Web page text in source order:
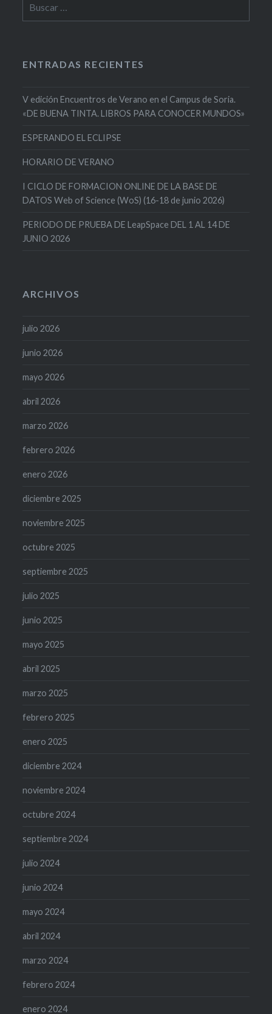
ENTRADAS RECIENTES
V edición Encuentros de Verano en el Campus de Soria.
«DE BUENA TINTA. LIBROS PARA CONOCER MUNDOS»
ESPERANDO EL ECLIPSE
HORARIO DE VERANO
I CICLO DE FORMACION ONLINE DE LA BASE DE
DATOS Web of Science (WoS) (16-18 de junio 2026)
PERIODO DE PRUEBA DE LeapSpace DEL 1 AL 14 DE
JUNIO 2026
ARCHIVOS
julio 2026
junio 2026
mayo 2026
abril 2026
marzo 2026
febrero 2026
enero 2026
diciembre 2025
noviembre 2025
octubre 2025
septiembre 2025
julio 2025
junio 2025
mayo 2025
abril 2025
marzo 2025
febrero 2025
enero 2025
diciembre 2024
noviembre 2024
octubre 2024
septiembre 2024
julio 2024
junio 2024
mayo 2024
abril 2024
marzo 2024
febrero 2024
enero 2024